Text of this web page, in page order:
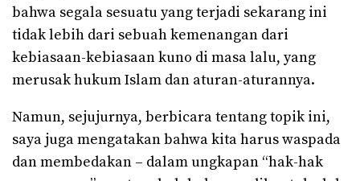
bahwa segala sesuatu yang terjadi sekarang ini
tidak lebih dari sebuah kemenangan dari
kebiasaan-kebiasaan kuno di masa lalu, yang
merusak hukum Islam dan aturan-aturannya.
Namun, sejujurnya, berbicara tentang topik ini,
saya juga mengatakan bahwa kita harus waspada
dan membedakan – dalam ungkapan “hak-hak